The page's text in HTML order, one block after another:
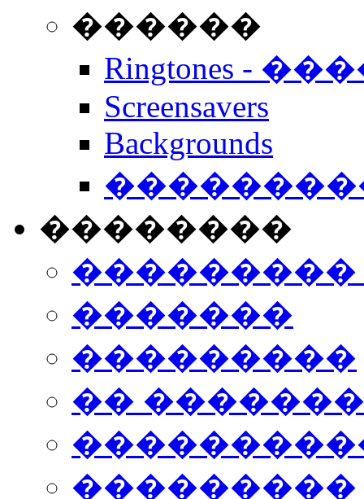
������
Ringtones -
Screensavers
Backgrounds
��������
���������
�������
���������
��
���������